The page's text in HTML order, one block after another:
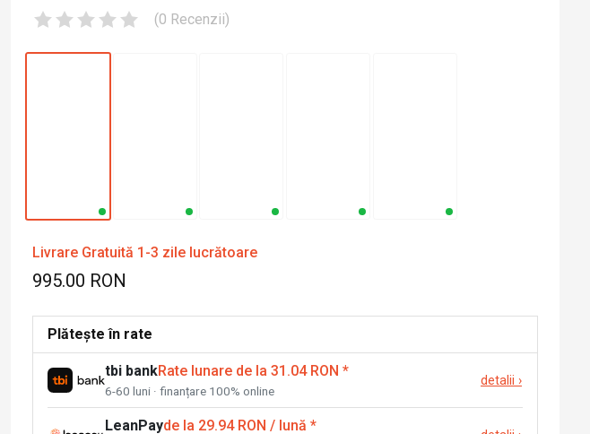
(0 Recenzii)
Livrare Gratuită 1-3 zile lucrătoare
995.00 RON
Plătește în rate
tbi bankRate lunare de la 31.04 RON *
6-60 luni · finanțare 100% online
detalii ›
LeanPayde la 29.94 RON / lună *